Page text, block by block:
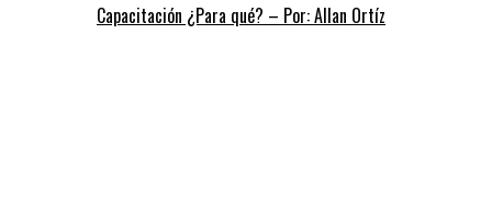
Capacitación ¿Para qué? – Por: Allan Ortíz